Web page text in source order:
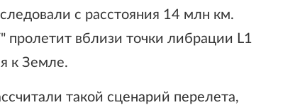
с расстояния 14 млн км.
вблизи точки либрации L1
к Земле.
такой сценарий перелета,